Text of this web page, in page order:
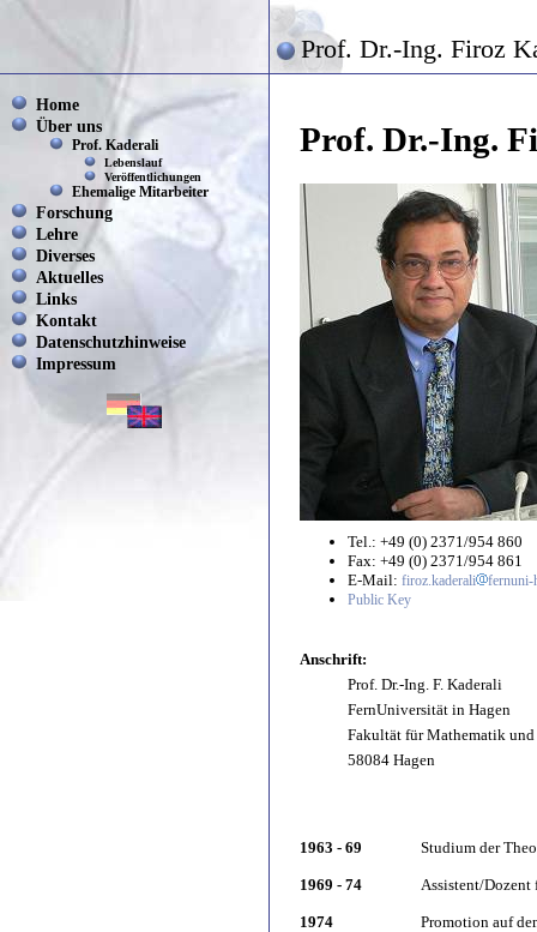
Prof. Dr.-Ing. Firoz
Home
Über uns
Prof. Kaderali
Lebenslauf
Veröffentlichungen
Ehemalige Mitarbeiter
Forschung
Lehre
Diverses
Aktuelles
Links
Kontakt
Datenschutzhinweise
Impressum
Prof. Dr.-Ing.
Tel.: +49 (0) 2371/954 860
Fax: +49 (0) 2371/954 861
E-Mail: firoz.kaderali
fernuni-
Public Key
Anschrift:
Prof. Dr.-Ing. F. Kaderali
FernUniversität in Hagen
Fakultät für Mathematik
58084 Hagen
1963 - 69 Studium der
1969 - 74 Assistent/Dozent
1974 Promotion auf